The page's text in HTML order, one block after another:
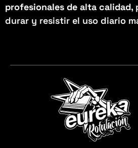
profesionales de alta calidad,
durar y resistir el uso diario